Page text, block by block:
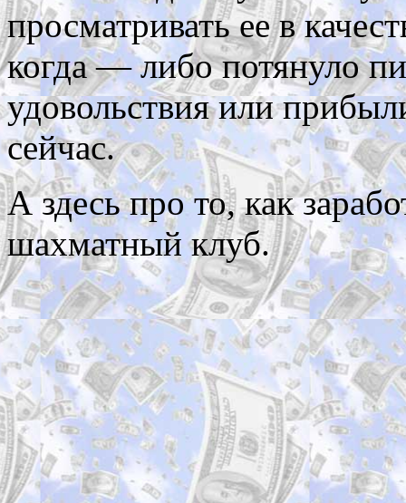
просматривать ее в
когда — либо потянуло
удовольствия или
сейчас.
А здесь про то, как
шахматный клуб.